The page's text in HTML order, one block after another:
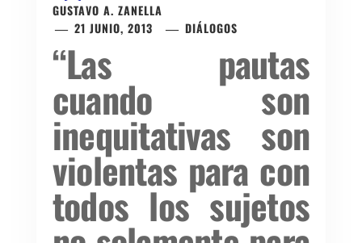
GUSTAVO A. ZANELLA
21 JUNIO, 2013
DIÁLOGOS
“Las pautas
cuando son
inequitativas son
violentas para con
todos los sujetos